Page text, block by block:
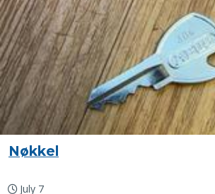
Nøkkel
July 7